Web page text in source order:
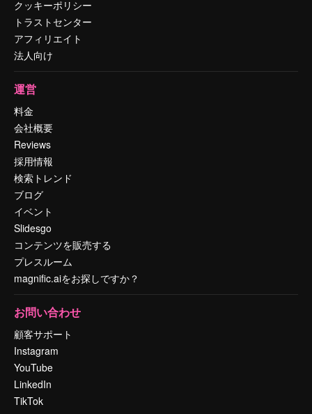
クッキーポリシー
トラストセンター
アフィリエイト
法人向け
運営
料金
会社概要
Reviews
採用情報
検索トレンド
ブログ
イベント
Slidesgo
コンテンツを販売する
プレスルーム
magnific.aiをお探しですか？
お問い合わせ
顧客サポート
Instagram
YouTube
LinkedIn
TikTok